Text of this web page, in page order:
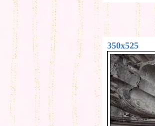
350x525